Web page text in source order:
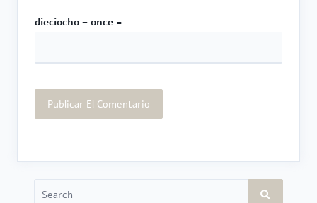
dieciocho − once =
Search